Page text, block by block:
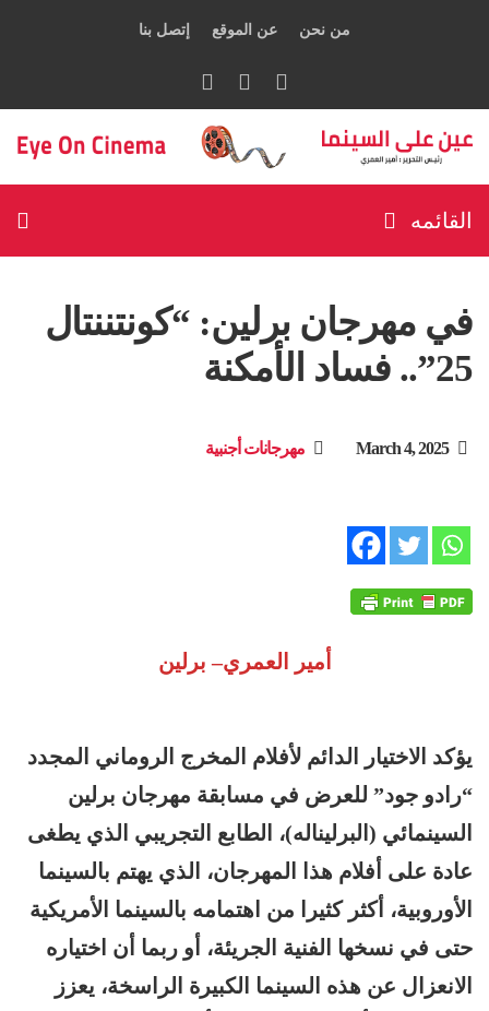
من نحن عن الموقع إتصل بنا
القائمه
في مهرجان برلين: “كونتننتال
25”.. فساد الأمكنة
March 4, 2025 مهرجانات أجنبية
أمير العمري– برلين
يؤكد الاختيار الدائم لأفلام المخرج الروماني المجدد
“رادو جود” للعرض في مسابقة مهرجان برلين
السينمائي (البرليناله)، الطابع التجريبي الذي يطغى
عادة على أفلام هذا المهرجان، الذي يهتم بالسينما
الأوروبية، أكثر كثيرا من اهتمامه بالسينما الأمريكية
حتى في نسخها الفنية الجريئة، أو ربما أن اختياره
الانعزال عن هذه السينما الكبيرة الراسخة، يعزز